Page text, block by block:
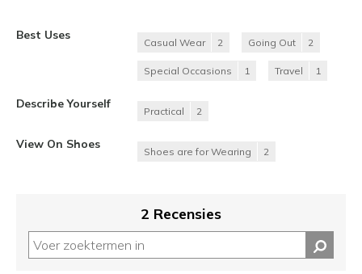
Best Uses
Casual Wear 2 Going Out 2
Special Occasions 1 Travel 1
Describe Yourself
Practical 2
View On Shoes
Shoes are for Wearing 2
2 Recensies